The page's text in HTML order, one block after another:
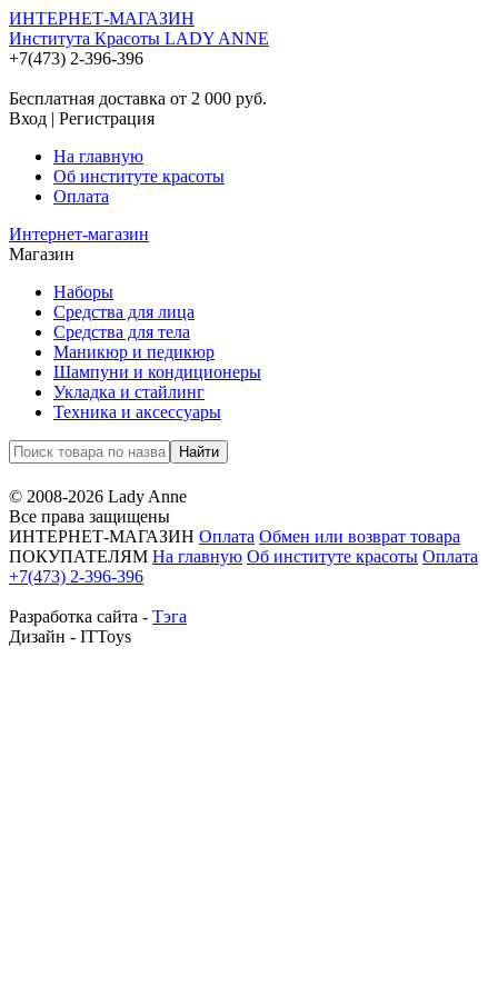
ИНТЕРНЕТ-МАГАЗИН
Института Красоты LADY ANNE
+7(473) 2-396-396
Бесплатная доставка от 2 000 руб.
Вход | Регистрация
На главную
Об институте красоты
Оплата
Интернет-магазин
Магазин
Наборы
Средства для лица
Средства для тела
Маникюр и педикюр
Шампуни и кондиционеры
Укладка и стайлинг
Техника и аксессуары
© 2008-2026 Lady Anne
Все права защищены
ИНТЕРНЕТ-МАГАЗИН Оплата Обмен или возврат товара
ПОКУПАТЕЛЯМ На главную Об институте красоты Оплата
+7(473) 2-396-396
Разработка сайта - Тэга
Дизайн - ITToys